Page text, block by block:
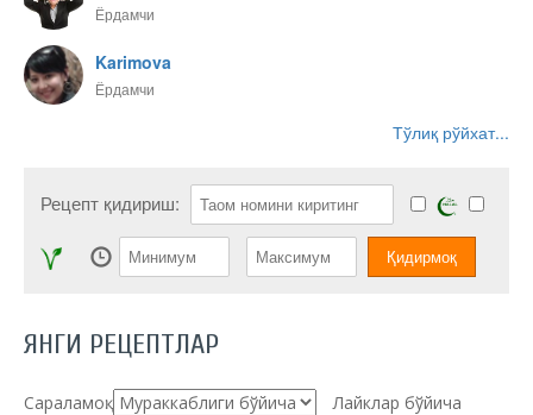
Ёрдамчи
Karimova
Ёрдамчи
Тўлиқ рўйхат...
Рецепт қидириш:
ЯНГИ РЕЦЕПТЛАР
Сараламоқ:
Лайклар бўйича